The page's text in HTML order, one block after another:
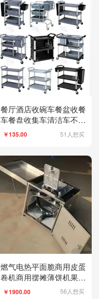
餐厅酒店收碗车餐盆收餐
车餐盘收集车清洁车不锈
钢手推车移动
￥135.00 51人想买
燃气电热平面脆商用皮蛋
卷机商用摆摊薄饼机果蔬
机家用虾片机鸡蛋卷机
￥1900.00 56人想买